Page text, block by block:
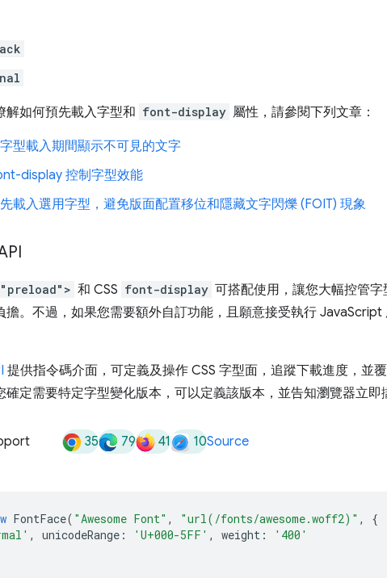
解如何預先載入字型和 font-display 屬性，請參閱下列文章：
型載入期間顯示不可見的文字
display 控制字型效能
載入選用字型，避免版面配置移位和隱藏文字閃爍 (FOIT) 現象
和 CSS font-display 可搭配使用，讓您大幅控管
擔。不過，如果您需要額外自訂功能，且願意接受執行
提供指令碼介面，可定義及操作 CSS 字型面，追蹤下載進度，並
確定需要特定字型變化版本，可以定義該版本，並告知瀏覽器立即
35 79 41 10Source
FontFace( "Awesome Font" , "url(/fonts/awesome.woff2)" ,
{
, unicodeRange : 'U+000-5FF' , weight :
'400'